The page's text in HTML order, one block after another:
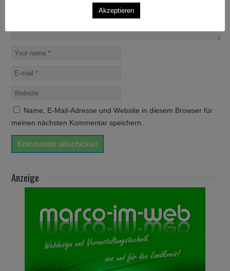
Name, E-Mail-Adresse und Website in diesem Browser für
meinen nächsten Kommentar speichern.
Anzeige
Akzeptieren